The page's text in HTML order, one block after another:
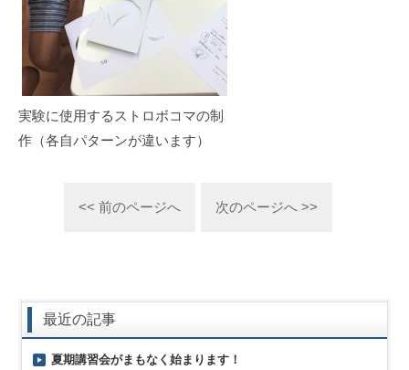
実験に使用するストロボコマの制
作（各自パターンが違います）
<< 前のページへ 次のページへ >>
最近の記事
夏期講習会がまもなく始まります！